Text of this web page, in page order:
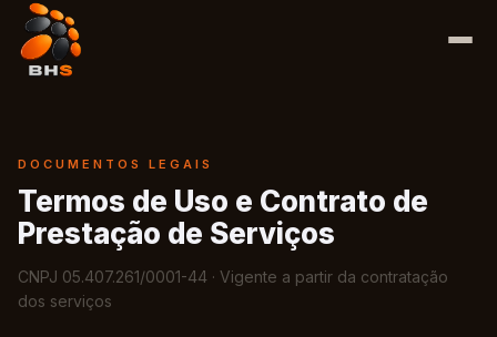
DOCUMENTOS LEGAIS
Termos de Uso e Contrato de
Prestação de Serviços
CNPJ 05.407.261/0001-44 · Vigente a partir da contratação
dos serviços